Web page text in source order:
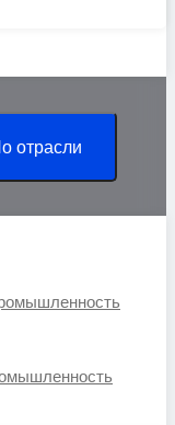
отрасли